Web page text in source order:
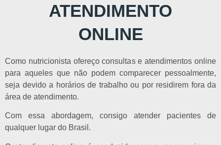
ATENDIMENTO
ONLINE
Como nutricionista ofereço consultas e atendimentos online
para aqueles que não podem comparecer pessoalmente,
seja devido a horários de trabalho ou por residirem fora da
área de atendimento.
Com essa abordagem, consigo atender pacientes de
qualquer lugar do Brasil.